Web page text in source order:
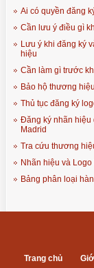
Ai có quyền đăng
Cần lưu ý điều gì
Lưu ý khi đăng ký
hiệu
Cần làm gì trước
Bảo hộ thương
Thủ tục đăng ký
Đăng ký nhãn hiệu
Madrid
Tra cứu thương
Nhãn hiệu và
Bảng phân loại
Trang chủ